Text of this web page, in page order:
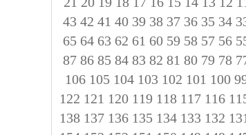
34
35
36
37
38
39
40
41
42
43
56
57
58
59
60
61
62
63
64
65
78
79
80
81
82
83
84
85
86
87
100
101
102
103
104
105
106
116
117
118
119
120
121
122
131
132
133
134
135
136
137
138